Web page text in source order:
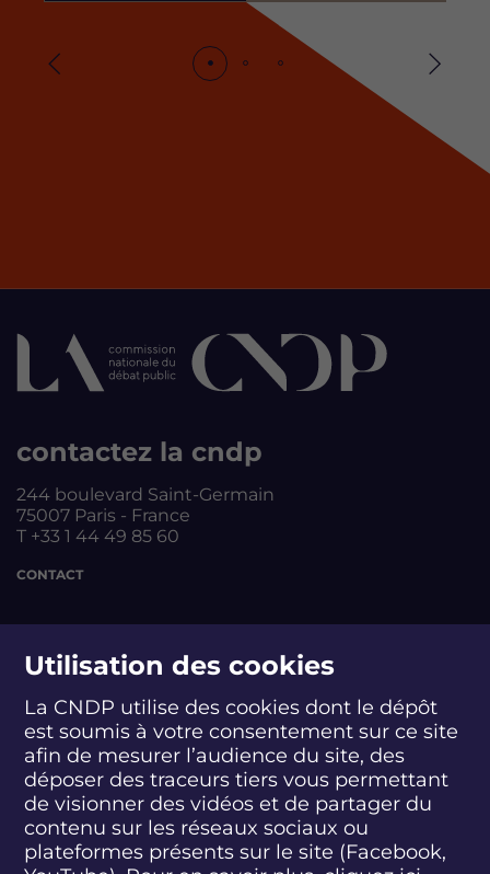
Utilisation des cookies
La CNDP utilise des cookies dont le dépôt
est soumis à votre consentement sur ce site
afin de mesurer l’audience du site, des
déposer des traceurs tiers vous permettant
de visionner des vidéos et de partager du
contenu sur les réseaux sociaux ou
plateformes présents sur le site (Facebook,
Précédent
contactez la cndp
244 boulevard Saint-Germain
75007 Paris - France
T +33 1 44 49 85 60
CONTACT
S
u
e
z
S
u
i
v
e
z
-
S
u
i
v
e
z
-
S
u
i
v
e
z
-
S
u
i
v
e
z
-
S
u
i
v
e
z
-
S
u
i
v
e
-
abonnez-vous
S'INSCRIRE À LA NEWSLETTER